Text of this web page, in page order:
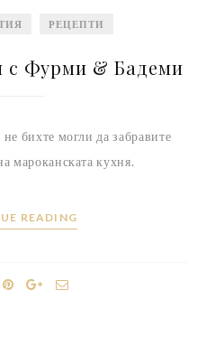
РЕЦЕПТИ
с Фурми & Бадеми
бихте могли да забравите
мароканската кухня.
READING